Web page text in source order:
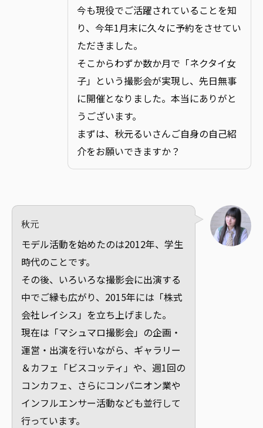
今も現役でご活躍されていることを知
り、今年1月末に久々に予約をさせてい
ただきました。
そこからわずか数か月で「ネクタイ女
子」という撮影会が実現し、先日無事
に開催となりました。本当にありがと
うございます。
まずは、秋元るいさんご自身の自己紹
介をお願いできますか？
秋元
モデル活動を始めたのは2012年、学生
時代のことです。
その後、いろいろな撮影会に出演する
中でご縁も広がり、2015年には「株式
会社レイシス」を立ち上げました。
現在は「マシュマロ撮影会」の企画・
運営・出演を行いながら、ギャラリー
＆カフェ「ビスコッティ」や、週1回の
コンカフェ、さらにコンパニオン業や
インフルエンサー活動なども並行して
行っています。